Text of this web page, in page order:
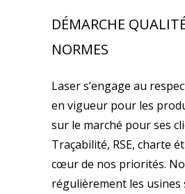
DÉMARCHE
NORMES
Laser s’engage au
en vigueur pour les
sur le marché pour ses
Traçabilité, RSE, charte
cœur de nos priorités.
régulièrement les usines